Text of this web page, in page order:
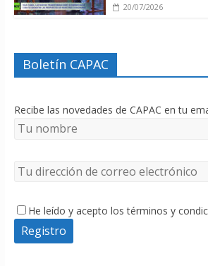
20/07/2026
Boletín CAPAC
Recibe las novedades de CAPAC en tu
He leído y acepto los términos y